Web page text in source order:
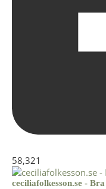
58,321
ceciliafolkesson.se -